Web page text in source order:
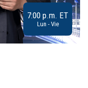
7:00 p.m. ET
Lun - Vie